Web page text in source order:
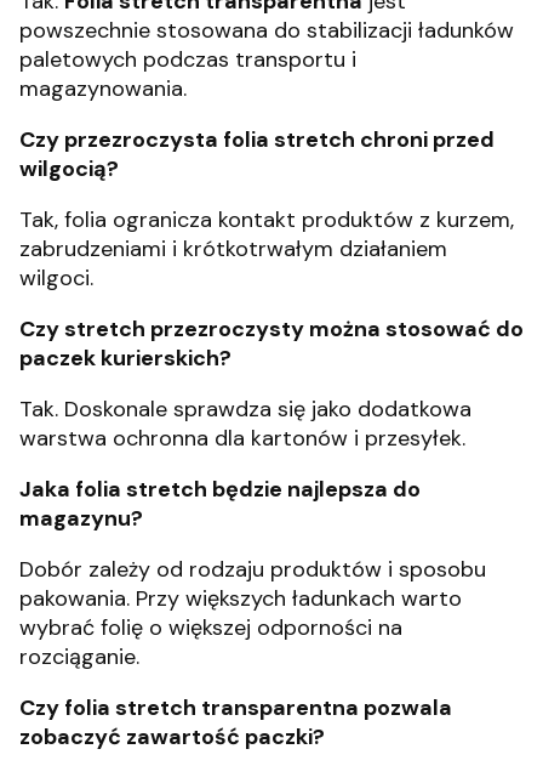
powszechnie stosowana do stabilizacji ładunków
paletowych podczas transportu i
magazynowania.
Czy przezroczysta folia stretch chroni przed
wilgocią?
Tak, folia ogranicza kontakt produktów z kurzem,
zabrudzeniami i krótkotrwałym działaniem
wilgoci.
Czy stretch przezroczysty można stosować do
paczek kurierskich?
Tak. Doskonale sprawdza się jako dodatkowa
warstwa ochronna dla kartonów i przesyłek.
Jaka folia stretch będzie najlepsza do
magazynu?
Dobór zależy od rodzaju produktów i sposobu
pakowania. Przy większych ładunkach warto
wybrać folię o większej odporności na
rozciąganie.
Czy folia stretch transparentna pozwala
zobaczyć zawartość paczki?